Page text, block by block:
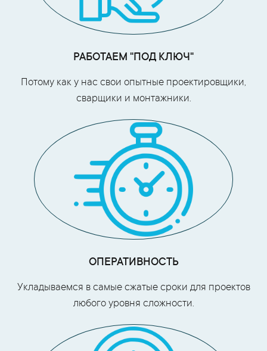
РАБОТАЕМ "ПОД КЛЮЧ"
Потому как у нас свои опытные проектировщики,
сварщики и монтажники.
ОПЕРАТИВНОСТЬ
Укладываемся в самые сжатые сроки для проектов
любого уровня сложности.